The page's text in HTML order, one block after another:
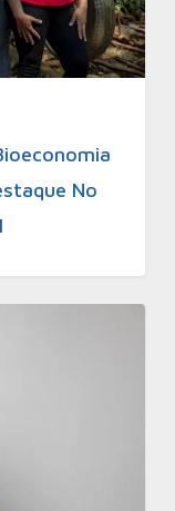
No